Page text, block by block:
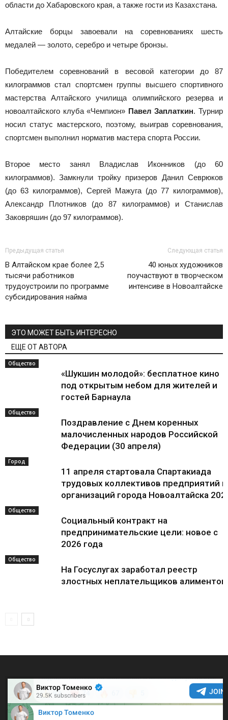
области до Хабаровского края, а также гости из Казахстана.
Алтайские борцы завоевали на соревнованиях шесть
медалей — золото, серебро и четыре бронзы.
Победителем соревнований в весовой категории до 87
килограммов стал спортсмен группы высшего спортивного
мастерства Алтайского училища олимпийского резерва и
новоалтайского клуба «Чемпион» Павел Заплаткин. Турнир
носил статус мастерского, поэтому, выиграв соревнования,
спортсмен выполнил норматив мастера спорта России.
Второе место занял Владислав Иконников (до 60
килограммов). Замкнули тройку призеров Данил Севрюков
(до 63 килограммов), Сергей Мажуга (до 77 килограммов),
Александр Плотников (до 87 килограммов) и Станислав
Заковряшин (до 97 килограммов).
Предыдущая статья
В Алтайском крае более 2,5
тысячи работников
трудоустроили по программе
субсидирования найма
Следующая статья
40 юных художников
поучаствуют в творческом
интенсиве в Новоалтайске
ЭТО МОЖЕТ БЫТЬ ИНТЕРЕСНО
ЕЩЕ ОТ АВТОРА
Общество
«Шукшин молодой»: бесплатное кино
под открытым небом для жителей и
гостей Барнаула
Общество
Поздравление с Днем коренных
малочисленных народов Российской
Федерации (30 апреля)
Город
11 апреля стартовала Спартакиада
трудовых коллективов предприятий и
организаций города Новоалтайска
Общество
Социальный контракт на
предпринимательские цели: новое с
2026 года
Общество
На Госуслугах заработал реестр
злостных неплательщиков алиментов